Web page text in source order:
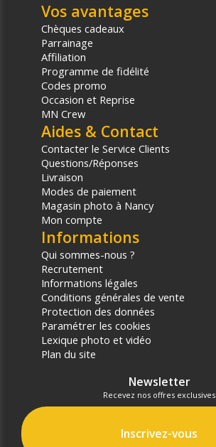
Vos avantages
Chèques cadeaux
Parrainage
Affiliation
Programme de fidélité
Codes promo
Occasion et Reprise
MN Crew
Aides & Contact
Contacter le Service Clients
Questions/Réponses
Livraison
Modes de paiement
Magasin photo à Nancy
Mon compte
Informations
Qui sommes-nous ?
Recrutement
Informations légales
Conditions générales de vente
Protection des données
Paramétrer les cookies
Lexique photo et vidéo
Plan du site
Newsletter
Recevez nos offres exclusives
Inscrivez-vous